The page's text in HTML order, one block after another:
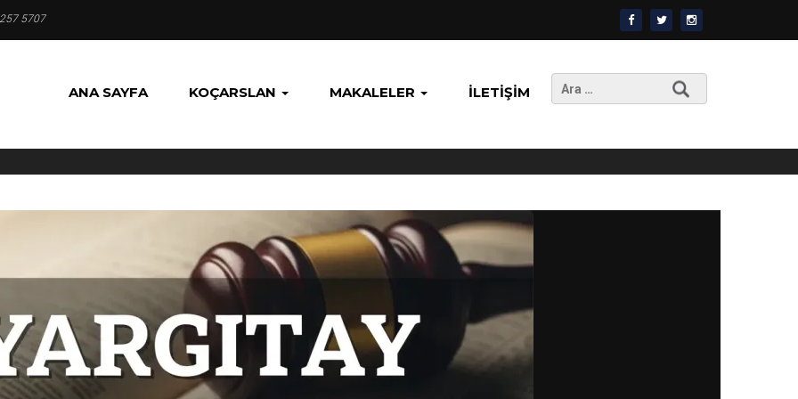
5707
ANA SAYFA KOÇARSLAN MAKALELER İLETIŞIM
Arama: